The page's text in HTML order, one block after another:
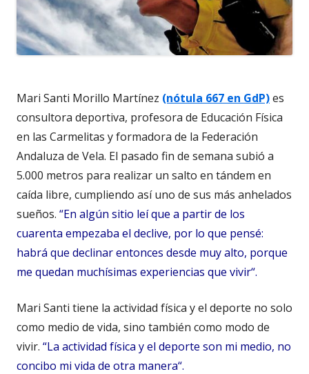
Mari Santi Morillo Martínez (nótula 667 en GdP)es
consultora deportiva, profesora de Educación Física
en las Carmelitas y formadora de la Federación
Andaluza de Vela. El pasado fin de semana subió a
5.000 metros para realizar un salto en tándem en
caída libre, cumpliendo así uno de sus más anhelados
sueños. “En algún sitio leí que a partir de los
cuarenta empezaba el declive, por lo que pensé:
habrá que declinar entonces desde muy alto, porque
me quedan muchísimas experiencias que vivir“.
Mari Santi tiene la actividad física y el deporte no solo
como medio de vida, sino también como modo de
vivir. “La actividad física y el deporte son mi medio, no
concibo mi vida de otra manera“.